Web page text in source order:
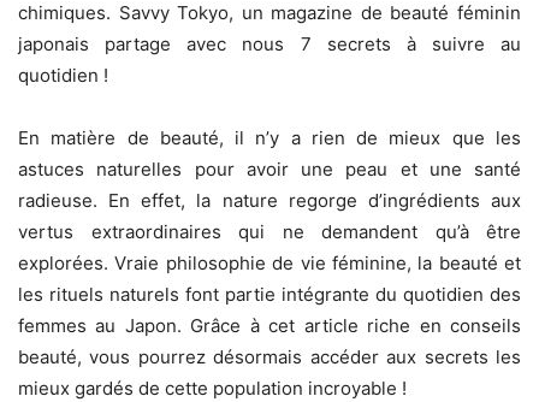
chimiques. Savvy Tokyo, un magazine de beauté féminin
japonais partage avec nous 7 secrets à suivre au
quotidien !
En matière de beauté, il n’y a rien de mieux que les
astuces naturelles pour avoir une peau et une santé
radieuse. En effet, la nature regorge d’ingrédients aux
vertus extraordinaires qui ne demandent qu’à être
explorées. Vraie philosophie de vie féminine, la beauté et
les rituels naturels font partie intégrante du quotidien des
femmes au Japon. Grâce à cet article riche en conseils
beauté, vous pourrez désormais accéder aux secrets les
mieux gardés de cette population incroyable !